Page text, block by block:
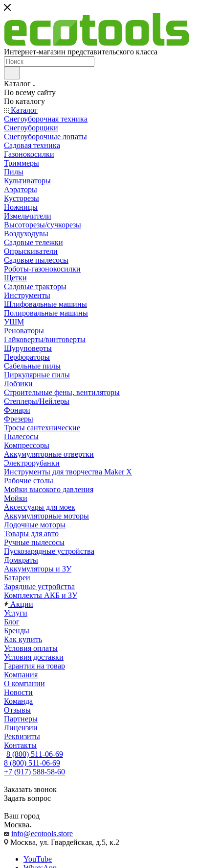
Интернет-магазин представительского класса
Каталог
По всему сайту
По каталогу
Каталог
Снегоуборочная техника
Снегоуборщики
Снегоуборочные лопаты
Садовая техника
Газонокосилки
Триммеры
Пилы
Культиваторы
Аэраторы
Кусторезы
Ножницы
Измельчители
Высоторезы/сучкорезы
Воздуходувы
Садовые тележки
Опрыскиватели
Садовые пылесосы
Роботы-газонокосилки
Щетки
Садовые тракторы
Инструменты
Шлифовальные машины
Полировальные машины
УШМ
Реноваторы
Гайковерты/винтоверты
Шуруповерты
Перфораторы
Сабельные пилы
Циркулярные пилы
Лобзики
Строительные фены, вентиляторы
Степлеры/Нейлеры
Фонари
Фрезеры
Тросы сантехнические
Пылесосы
Компрессоры
Аккумуляторные отвертки
Электрорубанки
Инструменты для творчества Maker X
Рабочие столы
Мойки высокого давления
Мойки
Аксессуары для моек
Аккумуляторные моторы
Лодочные моторы
Товары для авто
Ручные пылесосы
Пускозарядные устройства
Домкраты
Аккумуляторы и ЗУ
Батареи
Зарядные устройства
Комплекты АКБ и ЗУ
Акции
Услуги
Блог
Бренды
Как купить
Условия оплаты
Условия доставки
Гарантия на товар
Компания
О компании
Новости
Команда
Отзывы
Партнеры
Лицензии
Реквизиты
Контакты
8 (800) 511-06-69
8 (800) 511-06-69
+7 (917) 588-58-60
Заказать звонок
Задать вопрос
Ваш город
Москва
info@ecotools.store
Москва, ул. Гвардейская, д.5, к.2
YouTube